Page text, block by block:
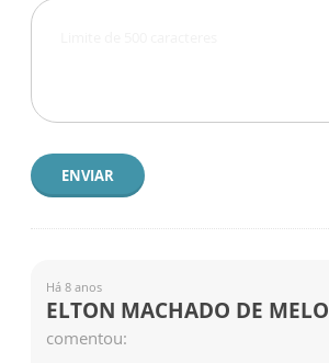
ENVIAR
Há 8 anos
ELTON MACHADO DE MELO
comentou: